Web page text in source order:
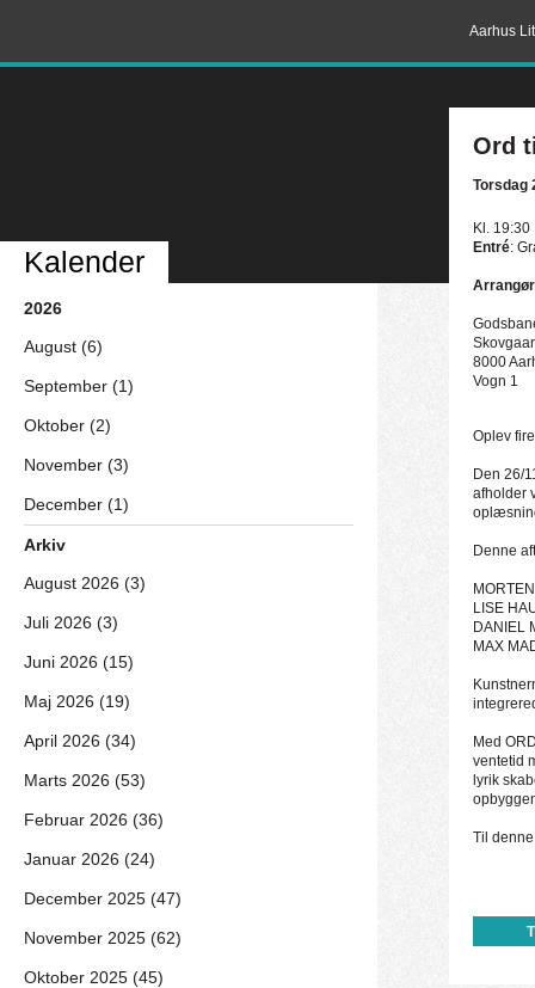
Aarhus
Ord
Torsdag
Kl. 19:30
Entré:
8000
Vogn 1
Oplev
Den 26/
afholder
Denne
LISE
DANIEL
MAX
Med
ventetid
lyrik
Til
Kalender
2026
August (6)
September (1)
Oktober (2)
November (3)
December (1)
Arkiv
August 2026 (3)
Juli 2026 (3)
Juni 2026 (15)
Maj 2026 (19)
April 2026 (34)
Marts 2026 (53)
Februar 2026 (36)
Januar 2026 (24)
December 2025 (47)
November 2025 (62)
Oktober 2025 (45)